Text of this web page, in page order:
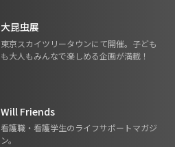
大昆虫展
東京スカイツリータウンにて開催。子ども
も大人もみんなで楽しめる企画が満載！
Will Friends
看護職・看護学生のライフサポートマガジ
ン。